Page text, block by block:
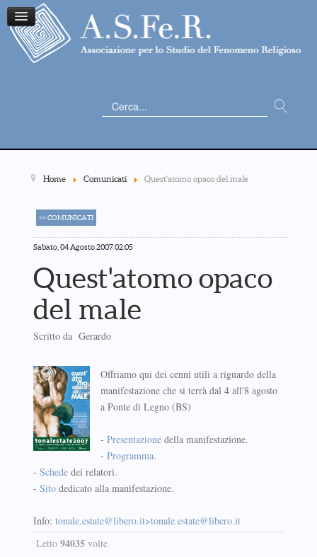
Cerca...
Home Comunicati Quest'atomo opaco del male
<< COMUNICATI
Sabato, 04 Agosto 2007 02:05
Quest'atomo opaco
del male
Scritto da Gerardo
Offriamo qui dei cenni utili a riguardo della
manifestazione che si terrà dal 4 all'8 agosto
a Ponte di Legno (BS)
- Presentazionedella manifestazione.
- Programma.
- Schededei relatori.
- Sitodedicato alla manifestazione.
Info: tonale.estate@libero.it>tonale.estate@libero.it
Letto 94035volte